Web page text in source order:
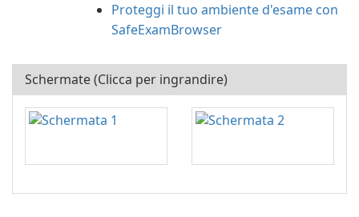
Proteggi il tuo ambiente d'esame con
SafeExamBrowser
Schermate (Clicca per ingrandire)